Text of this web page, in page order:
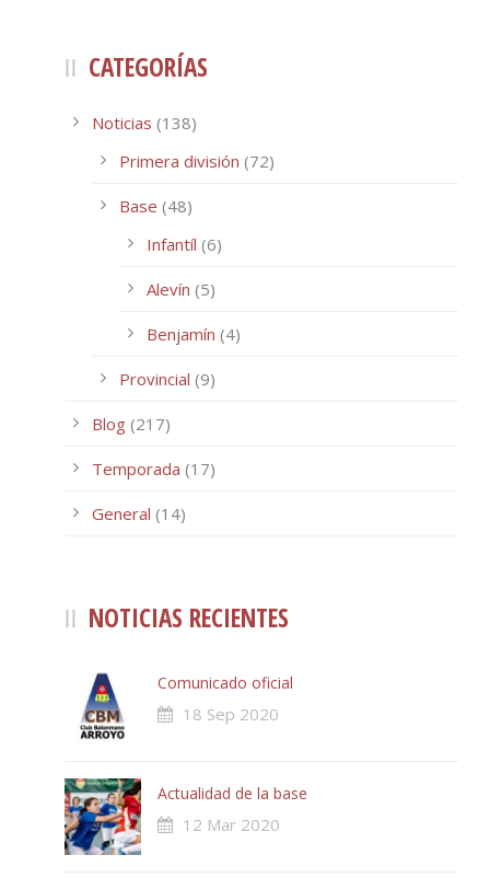
CATEGORÍAS
Noticias (138)
Primera división (72)
Base (48)
Infantíl (6)
Alevín (5)
Benjamín (4)
Provincial (9)
Blog (217)
Temporada (17)
General (14)
NOTICIAS RECIENTES
Comunicado oficial
18 Sep 2020
Actualidad de la base
12 Mar 2020